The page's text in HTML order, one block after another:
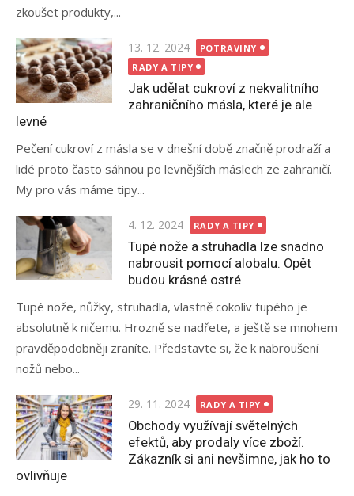
zkoušet produkty,...
Posted
on
13. 12. 2024
POTRAVINY
RADY A TIPY
Jak udělat cukroví z nekvalitního
zahraničního másla, které je ale
levné
Pečení cukroví z másla se v dnešní době značně prodraží a
lidé proto často sáhnou po levnějších máslech ze zahraničí.
My pro vás máme tipy...
Posted
on
4. 12. 2024 RADY A TIPY
Tupé nože a struhadla lze snadno
nabrousit pomocí alobalu. Opět
budou krásné ostré
Tupé nože, nůžky, struhadla, vlastně cokoliv tupého je
absolutně k ničemu. Hrozně se nadřete, a ještě se mnohem
pravděpodobněji zraníte. Představte si, že k nabroušení
nožů nebo...
Posted
on
29. 11. 2024 RADY A TIPY
Obchody využívají světelných
efektů, aby prodaly více zboží.
Zákazník si ani nevšimne, jak ho to
ovlivňuje